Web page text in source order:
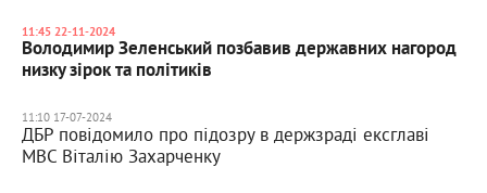
11:45 22-11-2024
Володимир Зеленський позбавив державних нагород
низку зірок та політиків
11:10 17-07-2024
ДБР повідомило про підозру в держзраді ексглаві
МВС Віталію Захарченку